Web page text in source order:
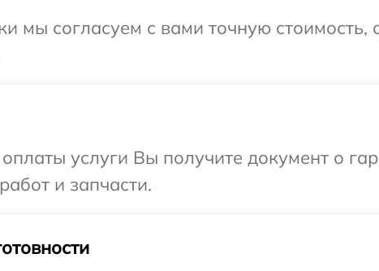
мы согласуем с вами точную
услуги Вы получите документ о
и запчасти.